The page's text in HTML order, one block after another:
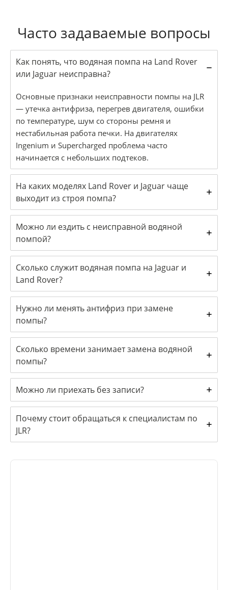
Часто задаваемые вопросы
Как понять, что водяная помпа на Land Rover
или Jaguar неисправна?
Основные признаки неисправности помпы на JLR
— утечка антифриза, перегрев двигателя, ошибки
по температуре, шум со стороны ремня и
нестабильная работа печки. На двигателях
Ingenium и Supercharged проблема часто
начинается с небольших подтеков.
На каких моделях Land Rover и Jaguar чаще
выходит из строя помпа?
Можно ли ездить с неисправной водяной
помпой?
Сколько служит водяная помпа на Jaguar и
Land Rover?
Нужно ли менять антифриз при замене
помпы?
Сколько времени занимает замена водяной
помпы?
Можно ли приехать без записи?
Почему стоит обращаться к специалистам по
JLR?